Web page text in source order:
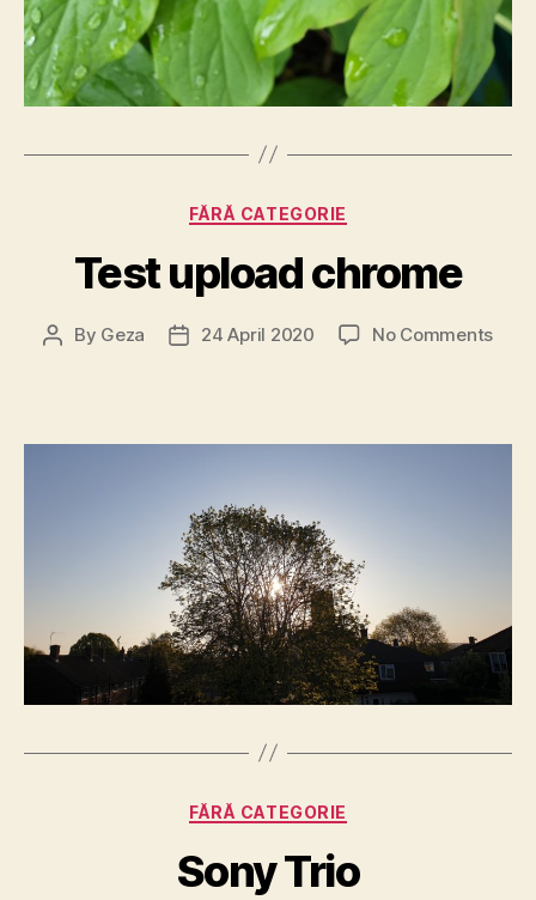
Categories
FĂRĂ CATEGORIE
Test upload chrome
Post
By Geza
Post24 April 2020 No Commentson
Categories
FĂRĂ CATEGORIE
Sony Trio